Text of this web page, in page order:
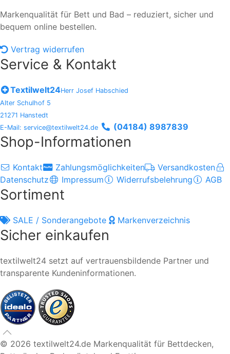
Markenqualität für Bett und Bad – reduziert, sicher und
bequem online bestellen.
Vertrag widerrufen
Service & Kontakt
Textilwelt24Herr Josef Habschied
Alter Schulhof 5
21271 Hanstedt
E-Mail: service@textilwelt24.de
(04184) 8987839
Shop-Informationen
Kontakt Zahlungsmöglichkeiten
Versandkosten
Datenschutz
Impressum Widerrufsbelehrung AGB
Sortiment
SALE / Sonderangebote Markenverzeichnis
Sicher einkaufen
textilwelt24 setzt auf vertrauensbildende Partner und
transparente Kundeninformationen.
© 2026 textilwelt24.de Markenqualität für Bettdecken,